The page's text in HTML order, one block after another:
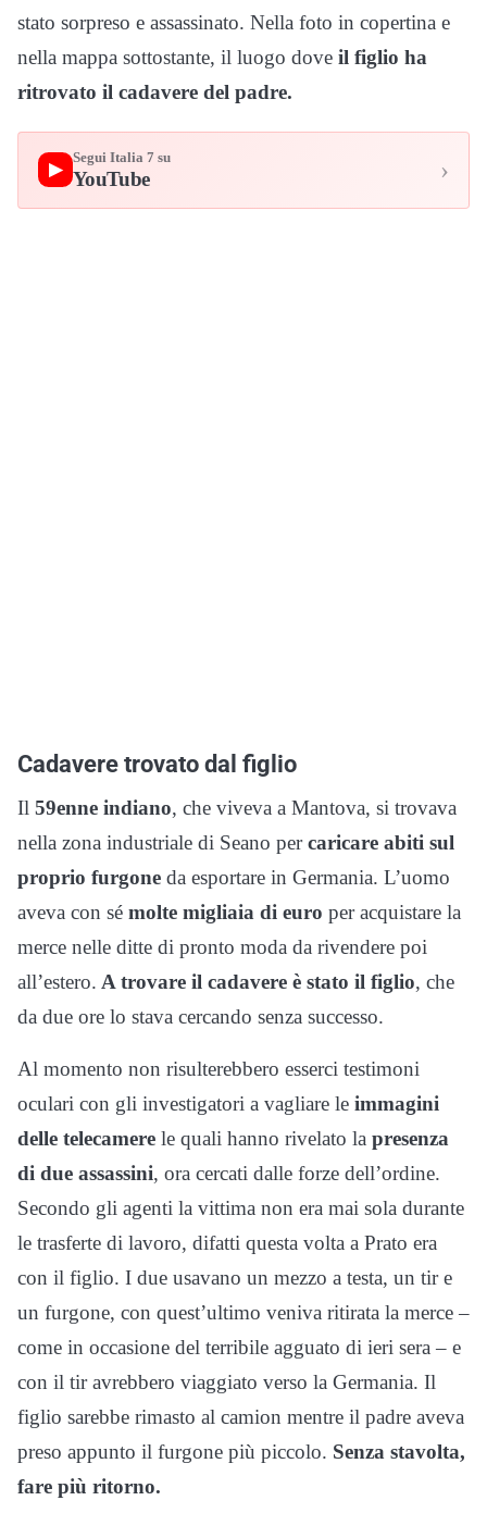
stato sorpreso e assassinato. Nella foto in copertina e
nella mappa sottostante, il luogo dove il figlio ha
ritrovato il cadavere del padre.
▶
Segui Italia 7 su
YouTube ›
Cadavere trovato dal figlio
Il 59enne indiano, che viveva a Mantova, si trovava
nella zona industriale di Seano percaricare abiti sul
proprio furgone da esportare in Germania. L’uomo
aveva con sé molte migliaia di euro per acquistare la
merce nelle ditte di pronto moda da rivendere poi
all’estero. A trovare il cadavere è stato il figlio, che
da due ore lo stava cercando senza successo.
Al momento non risulterebbero esserci testimoni
oculari con gli investigatori a vagliare le immagini
delle telecamere le quali hanno rivelato la presenza
di due assassini, ora cercati dalle forze dell’ordine.
Secondo gli agenti la vittima non era mai sola durante
le trasferte di lavoro, difatti questa volta a Prato era
con il figlio. I due usavano un mezzo a testa, un tir e
un furgone, con quest’ultimo veniva ritirata la merce –
come in occasione del terribile agguato di ieri sera – e
con il tir avrebbero viaggiato verso la Germania. Il
figlio sarebbe rimasto al camion mentre il padre aveva
preso appunto il furgone più piccolo. Senza stavolta,
fare più ritorno.